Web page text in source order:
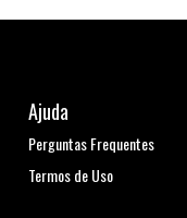
Ajuda
Perguntas Frequentes
Termos de Uso